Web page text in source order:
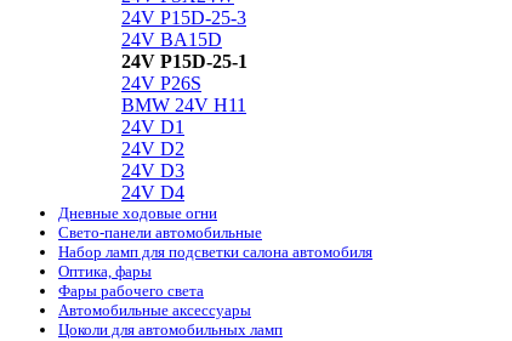
24V P15D-25-3
24V BA15D
24V P15D-25-1
24V P26S
BMW 24V H11
24V D1
24V D2
24V D3
24V D4
Дневные ходовые огни
Свето-панели автомобильные
Набор ламп для подсветки салона автомобиля
Оптика, фары
Фары рабочего света
Автомобильные аксессуары
Цоколи для автомобильных ламп